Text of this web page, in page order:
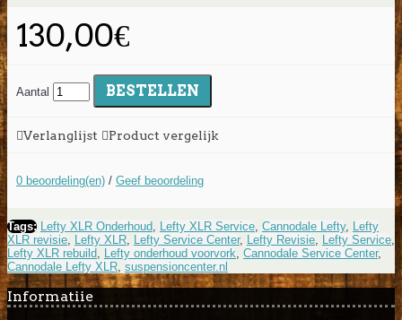
130,00€
Aantal BESTELLEN
Verlanglijst Product vergelijk
0 beoordeling(en) / Geef beoordeling
Tags: Lefty XLR Onderhoud Lefty XLR Service Cannodale Lefty, Lefty
XLR revisie Lefty XLR Lefty Service Center, Lefty Revisie Lefty Service
Lefty XLR rebuild Lefty onderhoud voorvork Cannodale Service Center,
Cannodale Lefty XLR suspensioncenter.nl
Informatiie